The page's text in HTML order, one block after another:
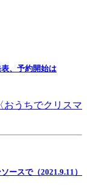
、予約開始は
おうちでクリスマ
ースで（2021.9.11）